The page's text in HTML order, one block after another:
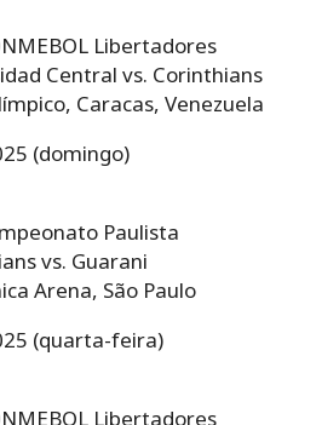
Libertadores
Central vs. Corinthians
Caracas, Venezuela
(domingo)
Paulista
vs. Guarani
Arena, São Paulo
(quarta-feira)
Libertadores